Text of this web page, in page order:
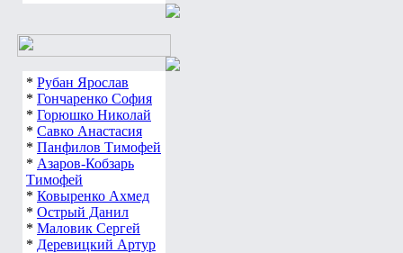
* Рубан Ярослав
* Гончаренко София
* Горюшко Николай
* Савко Анастасия
* Панфилов Тимофей
* Азаров-Кобзарь
Тимофей
* Ковыренко Ахмед
* Острый Данил
* Маловик Сергей
* Деревицкий Артур